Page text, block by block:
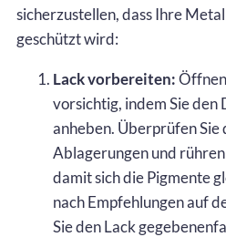
sicherzustellen, dass Ihre
geschützt wird:
Lack vorbereiten:
vorsichtig, indem Sie den
anheben. Überprüfen Sie
Ablagerungen und
damit sich die Pigmente
nach Empfehlungen auf
Sie den Lack